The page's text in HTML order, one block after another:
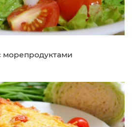
морепродуктами